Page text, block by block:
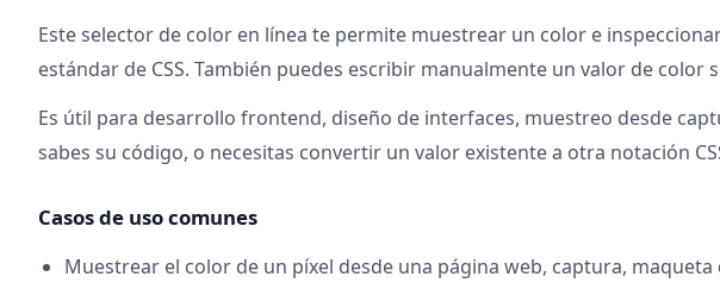
Este selector de color en línea te permite muestrear un color e
estándar de CSS. También puedes escribir manualmente un valor de
Es útil para desarrollo frontend, diseño de interfaces, muestreo desde
sabes su código, o necesitas convertir un valor existente a otra notación
Casos de uso comunes
Muestrear el color de un píxel desde una página web, captura,